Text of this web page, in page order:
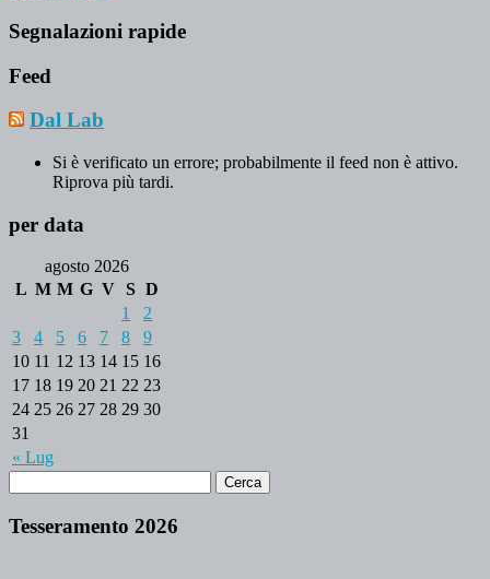
Segnalazioni rapide
Feed
Dal Lab
Si è verificato un errore; probabilmente il feed non è attivo.
Riprova più tardi.
per data
agosto 2026
L M M G V S D
« Lug
1
2
3
4 5 6 7 8
9
10 11 12 13 14 15 16
17 18 19 20 21 22 23
24 25 26 27 28 29 30
31
Tesseramento 2026